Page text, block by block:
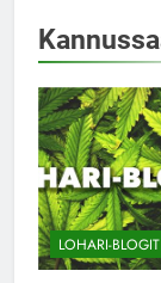
LOHARI-BLOGIT